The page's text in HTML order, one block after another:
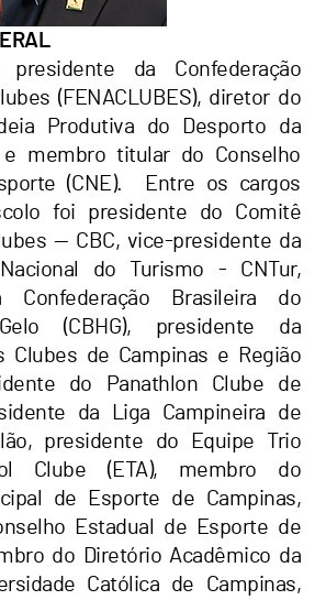
da Confederação
(FENACLUBES), diretor do
Produtiva do Desporto da
membro titular do Conselho
(CNE). Entre os cargos
foi presidente do Comitê
— CBC, vice-presidente da
do Turismo - CNTur,
Confederação Brasileira do
(CBHG), presidente da
Clubes de Campinas e Região
do Panathlon Clube de
da Liga Campineira de
presidente do Equipe Trio
Clube (ETA), membro do
de Esporte de Campinas,
Estadual de Esporte de
do Diretório Acadêmico da
Católica de Campinas,